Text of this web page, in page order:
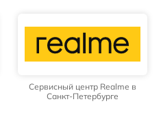
Сервисный центр Realme в
Санкт-Петербурге